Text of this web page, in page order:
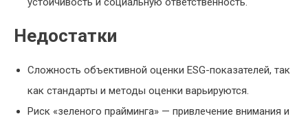
Недостатки
Сложность объективной оценки ESG-показателей, так
как стандарты и методы оценки варьируются.
Риск «зеленого прайминга» — привлечение внимания и